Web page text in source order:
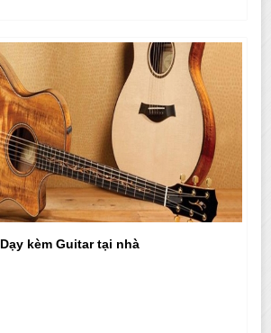
Dạy kèm Guitar tại nhà